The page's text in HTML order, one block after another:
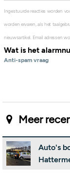
Ingestuurde reacties worden
worden ervaren, als het
nieuwsartikel. Email adressen
Wat is het
Anti-spam vraag
Meer
Auto's